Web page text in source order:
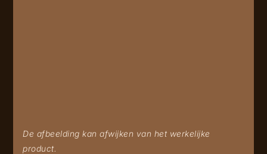
De afbeelding kan afwijken van het werkelijke
product.